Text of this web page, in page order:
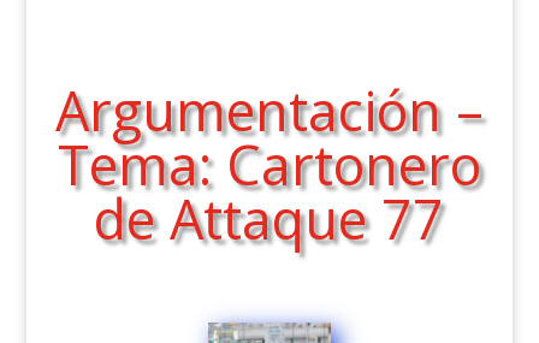
Argumentación –
Tema: Cartonero
de Attaque 77